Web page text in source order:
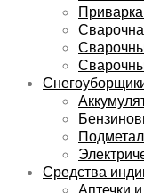
Средства
Аптечки